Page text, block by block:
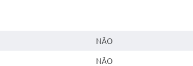
NÃO
NÃO